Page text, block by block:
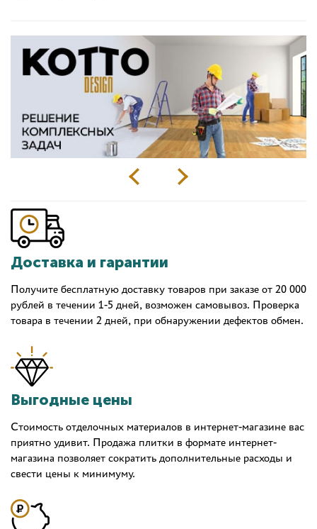
Доставка и гарантии
Получите бесплатную доставку товаров при заказе от 20 000
рублей в течении 1-5 дней, возможен самовывоз. Проверка
товара в течении 2 дней, при обнаружении дефектов обмен.
Выгодные цены
Стоимость отделочных материалов в интернет-магазине вас
приятно удивит. Продажа плитки в формате интернет-
магазина позволяет сократить дополнительные расходы и
свести цены к минимуму.